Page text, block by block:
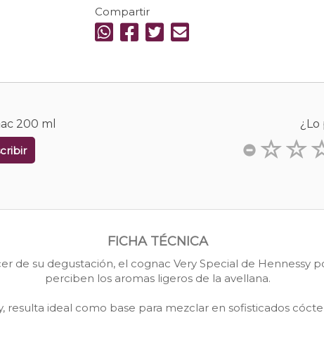
Compartir
200 ml
¿Lo
FICHA TÉCNICA
de su degustación, el cognac Very Special de Hennessy
perciben los aromas ligeros de la avellana.
resulta ideal como base para mezclar en sofisticados